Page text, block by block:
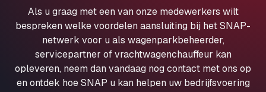
Anglia Motel
Washway Road, PE12 8LT
Anpol Sp. z o.o.
Ul. Torunska 147, 85884
Aqua Ariva GmbH
Marie-Curie-Straße 24, 68219
Als u graag met een van onze medewerkers wilt
bespreken welke voordelen aansluiting bij het SNAP-
netwerk voor u als wagenparkbeheerder,
servicepartner of vrachtwagenchauffeur kan
opleveren, neem dan vandaag nog contact met ons op
en ontdek hoe SNAP u kan helpen uw bedrijfsvoering